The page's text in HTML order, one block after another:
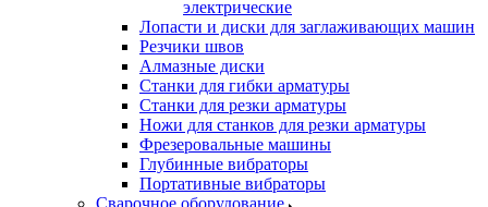
электрические
Лопасти и диски для заглаживающих машин
Резчики швов
Алмазные диски
Станки для гибки арматуры
Станки для резки арматуры
Ножи для станков для резки арматуры
Фрезеровальные машины
Глубинные вибраторы
Портативные вибраторы
Сварочное оборудование